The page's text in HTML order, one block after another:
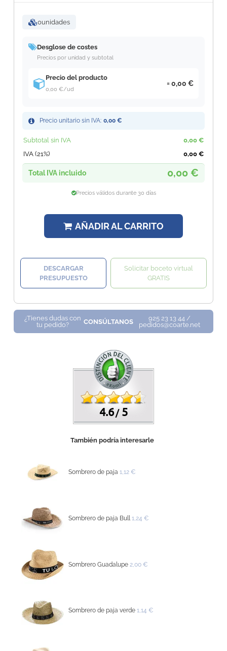
0unidades
Desglose de costes
Precios por unidad y subtotal
Precio del producto
0,00 €/ud
0,00 €
Precio unitario sin IVA: 0,00 €
Subtotal sin IVA
0,00 €
IVA (21%)
0,00 €
Total IVA incluido 0,00 €
Precios válidos durante 30 días
AÑADIR AL CARRITO
DESCARGAR
PRESUPUESTO
Solicitar boceto virtual
GRATIS
¿Tienes dudas con
tu pedido?
CONSÚLTANOS
925 23 13 44 /
pedidos@coarte.net
4.6 /5
También podría interesarle
Sombrero de paja 1,12 €
Sombrero de paja Bull 1,24 €
Sombrero Guadalupe 2,00 €
Sombrero de paja verde 1,14 €